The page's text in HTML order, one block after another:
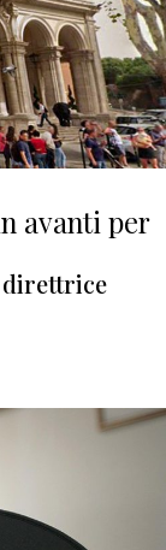
avanti per
direttrice